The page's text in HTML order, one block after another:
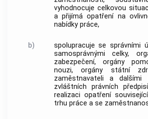
vyhodnocuje celkovou
a přijímá opatření na
nabídky práce,
b)
spolupracuje se správními
samosprávnými celky,
zabezpečení, orgány
nouzi, orgány státní
zaměstnavateli a dalšími
zvláštních právních
realizaci opatření
trhu práce a se